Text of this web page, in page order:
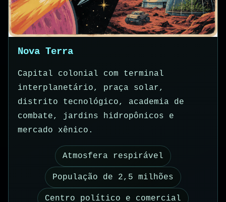
Nova Terra
Capital colonial com terminal
interplanetário, praça solar,
distrito tecnológico, academia de
combate, jardins hidropônicos e
mercado xênico.
Atmosfera respirável
População de 2,5 milhões
Centro político e comercial